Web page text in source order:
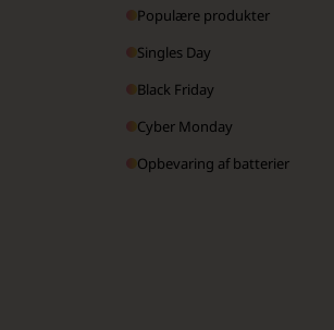
Populære produkter
Singles Day
Black Friday
Cyber Monday
Opbevaring af batterier